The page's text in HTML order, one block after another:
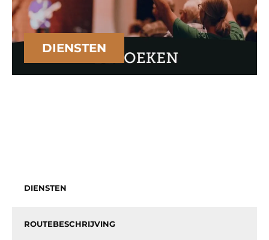
DIENSTEN
DIENSTEN
ROUTEBESCHRIJVING